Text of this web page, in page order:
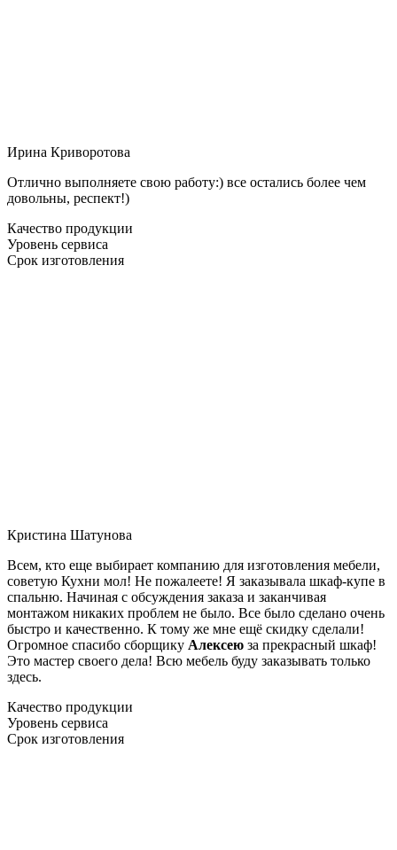
Ирина Криворотова
Отлично выполняете свою работу:) все остались более чем
довольны, респект!)
Качество продукции
Уровень сервиса
Срок изготовления
Кристина Шатунова
Всем, кто еще выбирает компанию для изготовления мебели,
советую Кухни мол! Не пожалеете! Я заказывала шкаф-купе в
спальню. Начиная с обсуждения заказа и заканчивая
монтажом никаких проблем не было. Все было сделано очень
быстро и качественно. К тому же мне ещё скидку сделали!
Огромное спасибо сборщику Алексею за прекрасный шкаф!
Это мастер своего дела! Всю мебель буду заказывать только
здесь.
Качество продукции
Уровень сервиса
Срок изготовления